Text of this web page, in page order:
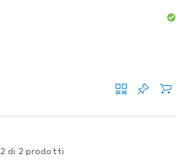
2 di 2 prodotti